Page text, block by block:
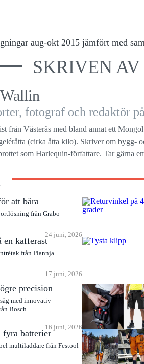
aug-okt 2015 jämfört med
SKRIVEN AV
fotograf och redaktör
från Västerås med bland annat ett
(cirka åtta kilo). Skriver om bygg-
som Harlequin-författare. Tar gärna
att bära
från Grabo
24 juni, 2026
en kafferast
från Plannja
17 juni, 2026
precision
med innovativ
Bosch
16 juni, 2026
batterier
multiladdare från Festool